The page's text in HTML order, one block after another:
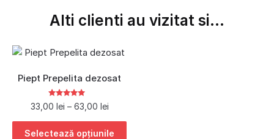
Alti clienti au vizitat si...
Piept Prepelita dezosat
Evaluat la5.00
din 5
33,00 lei – 63,00 lei
Selectează opțiunile